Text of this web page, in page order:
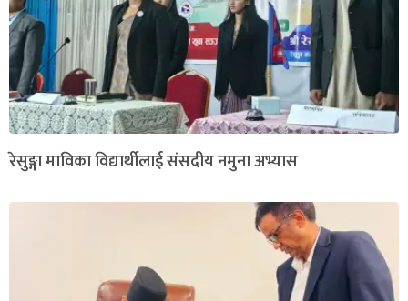
रेसुङ्गा माविका विद्यार्थीलाई संसदीय नमुना अभ्यास